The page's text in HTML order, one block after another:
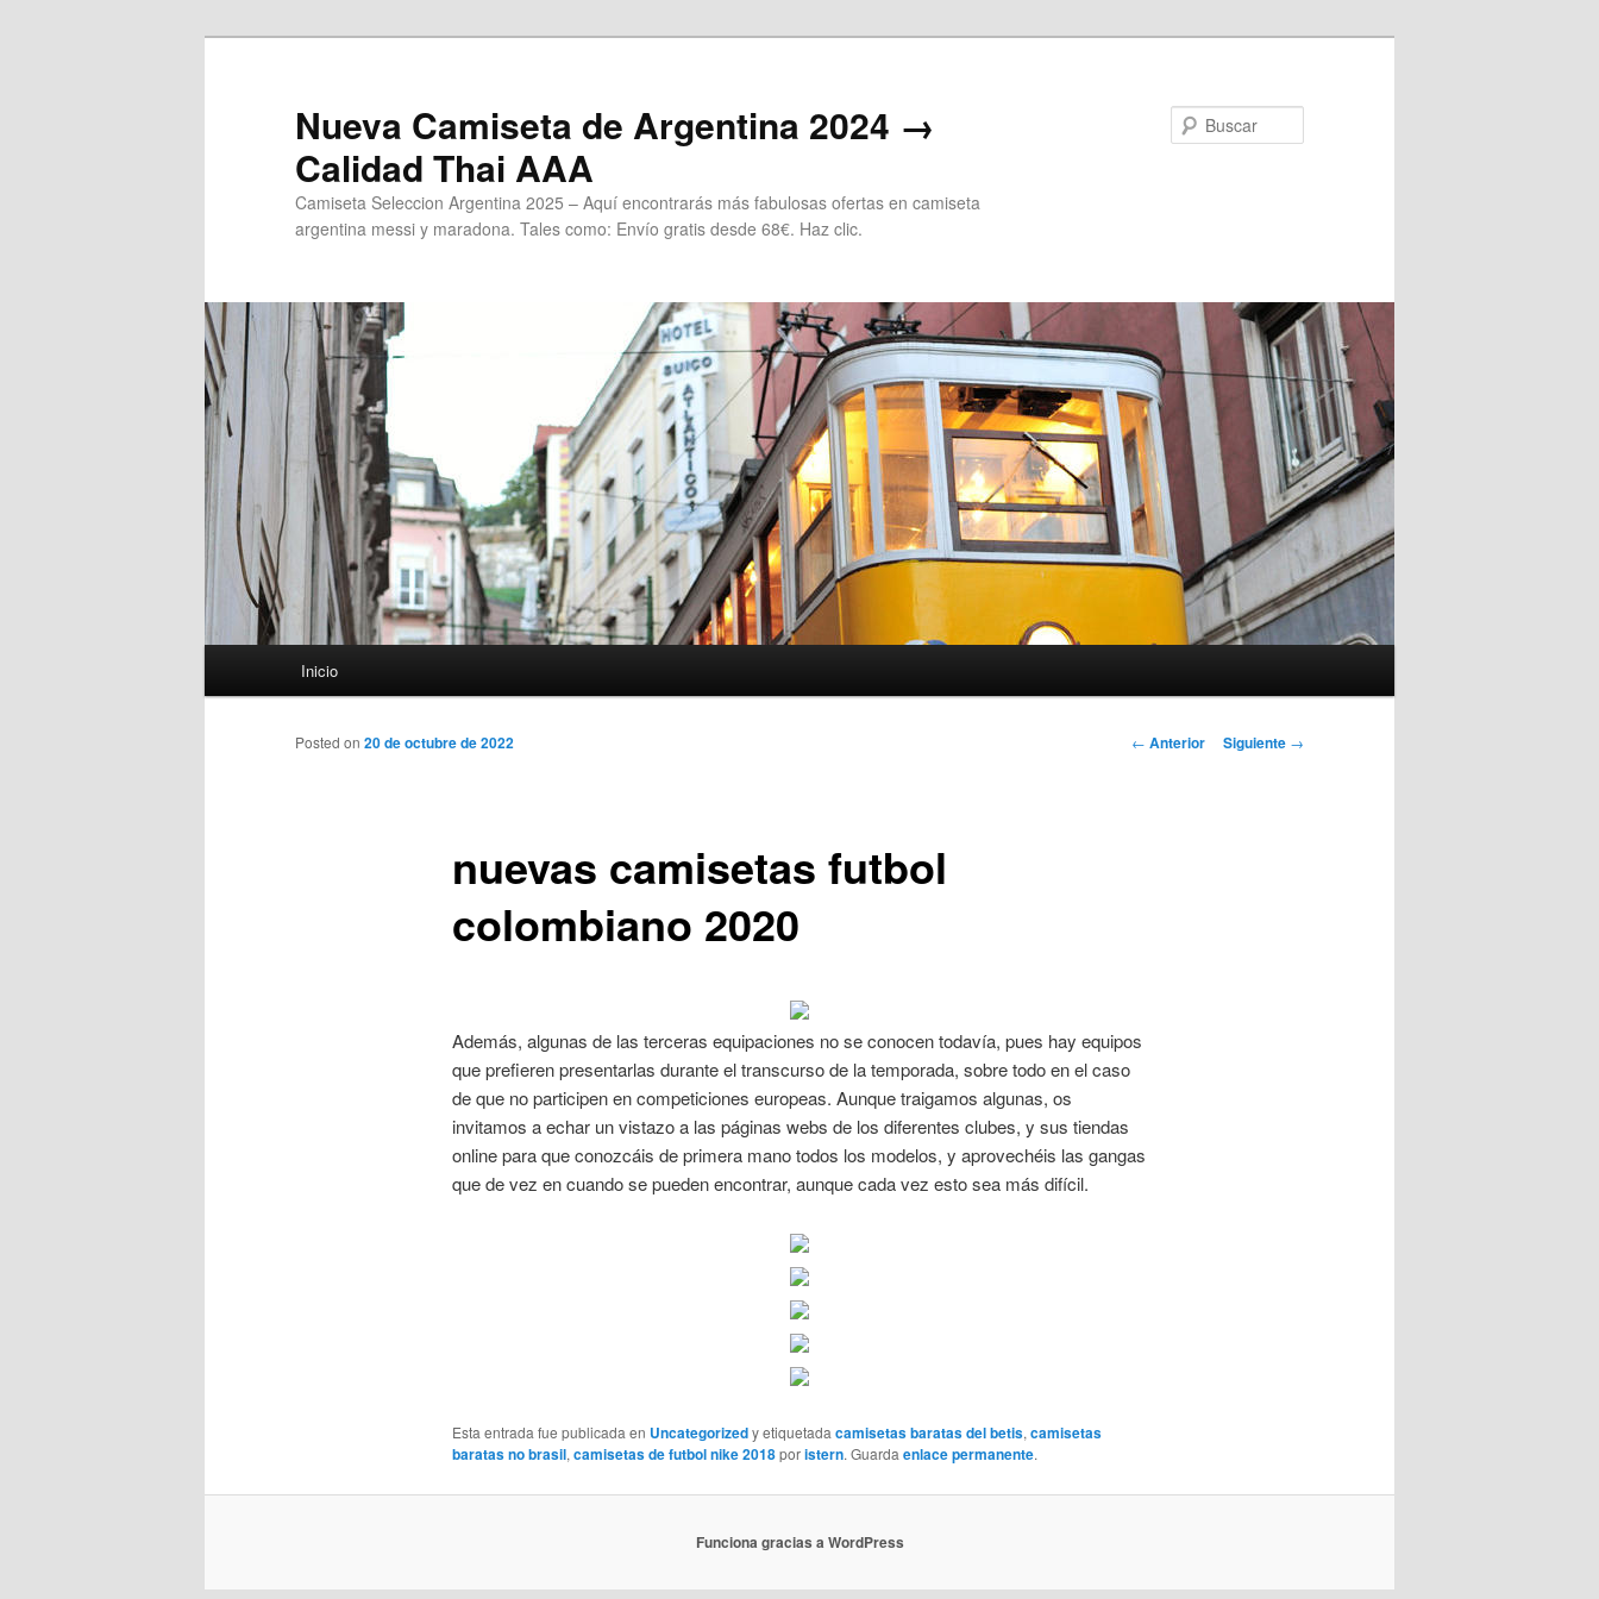
Nueva Camiseta de Argentina 2024 →
Calidad Thai AAA
Camiseta Seleccion Argentina 2025 – Aquí encontrarás más fabulosas ofertas en camiseta
argentina messi y maradona. Tales como: Envío gratis desde 68€. Haz clic.
Inicio
Navegación
← Anterior Siguiente →
nuevas camisetas futbol
colombiano 2020
Posted on 20 de octubre de 2022
Además, algunas de las terceras equipaciones no se conocen todavía, pues hay equipos
que prefieren presentarlas durante el transcurso de la temporada, sobre todo en el caso
de que no participen en competiciones europeas. Aunque traigamos algunas, os
invitamos a echar un vistazo a las páginas webs de los diferentes clubes, y sus tiendas
online para que conozcáis de primera mano todos los modelos, y aprovechéis las gangas
que de vez en cuando se pueden encontrar, aunque cada vez esto sea más difícil.
Esta entrada fue publicada en Uncategorizedy etiquetadacamisetas baratas del betis,camisetas
baratas no brasil,camisetas de futbol nike 2018poristern. Guardaenlace permanente.
Funciona gracias a WordPress